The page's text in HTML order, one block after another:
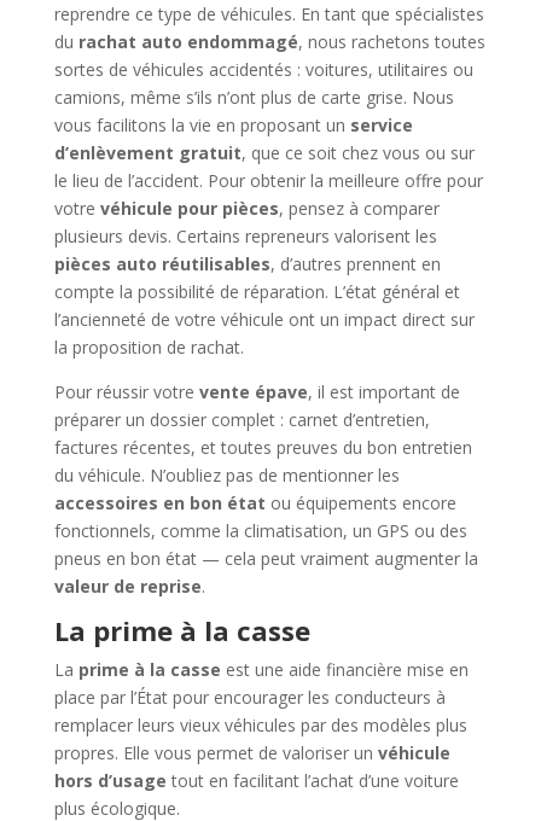
reprendre ce type de véhicules. En tant que spécialistes
du rachat auto endommagé, nous rachetons toutes
sortes de véhicules accidentés : voitures, utilitaires ou
camions, même s’ils n’ont plus de carte grise. Nous
vous facilitons la vie en proposant un service
d’enlèvement gratuit, que ce soit chez vous ou sur
le lieu de l’accident. Pour obtenir la meilleure offre pour
votre véhicule pour pièces, pensez à comparer
plusieurs devis. Certains repreneurs valorisent les
pièces auto réutilisables, d’autres prennent en
compte la possibilité de réparation. L’état général et
l’ancienneté de votre véhicule ont un impact direct sur
la proposition de rachat.
Pour réussir votre vente épave, il est important de
préparer un dossier complet : carnet d’entretien,
factures récentes, et toutes preuves du bon entretien
du véhicule. N’oubliez pas de mentionner les
accessoires en bon état ou équipements encore
fonctionnels, comme la climatisation, un GPS ou des
pneus en bon état — cela peut vraiment augmenter la
valeur de reprise.
La prime à la casse
La prime à la casse est une aide financière mise en
place par l’État pour encourager les conducteurs à
remplacer leurs vieux véhicules par des modèles plus
propres. Elle vous permet de valoriser un véhicule
hors d’usage tout en facilitant l’achat d’une voiture
plus écologique.